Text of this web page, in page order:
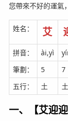
您帶來不好的運氣
姓名： 艾
拼音： ài,yì
筆劃：
5 7
五行：
土 土
一、【艾迎